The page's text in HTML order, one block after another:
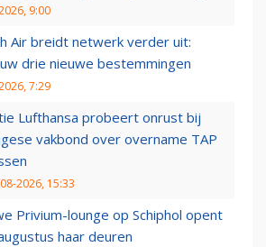
9:00
Air breidt netwerk verder uit:
drie nieuwe bestemmingen
7:29
Lufthansa probeert onrust bij
vakbond over overname TAP
2026, 15:33
Privium-lounge op Schiphol opent
haar deuren